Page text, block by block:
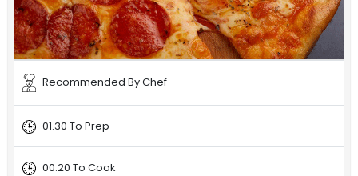
Recommended By Chef
01.30 To Prep
00.20 To Cook